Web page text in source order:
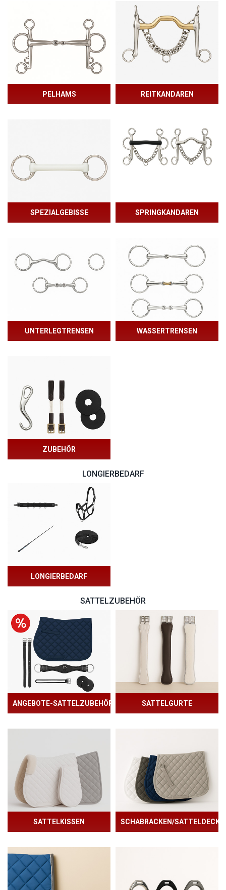
PELHAMS REITKANDAREN
SPEZIALGEBISSE SPRINGKANDAREN
UNTERLEGTRENSEN WASSERTRENSEN
ZUBEHÖR
LONGIERBEDARF
LONGIERBEDARF
SATTELZUBEHÖR
ANGEBOTE-SATTELZUBEHÖR SATTELGURTE
SATTELKISSEN SCHABRACKEN/